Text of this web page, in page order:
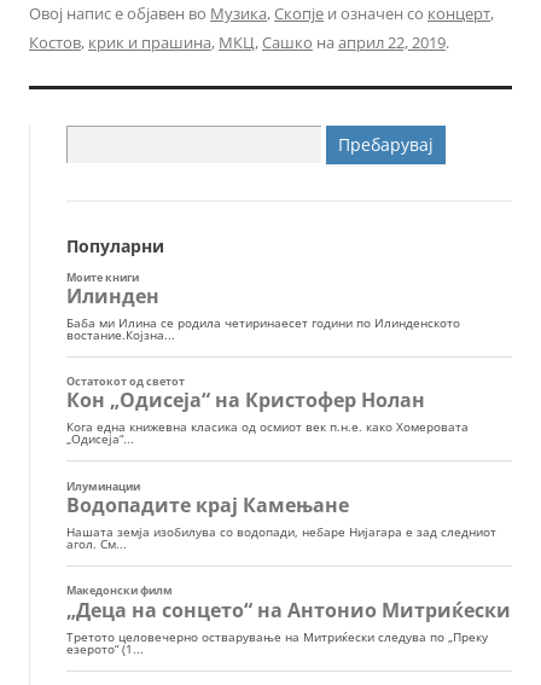
Овој напис е објавен во Музика,Скопје и означен со концерт,
Костов, крик и прашина, МКЦ,Сашко на април 22, 2019.
за:
Популарни